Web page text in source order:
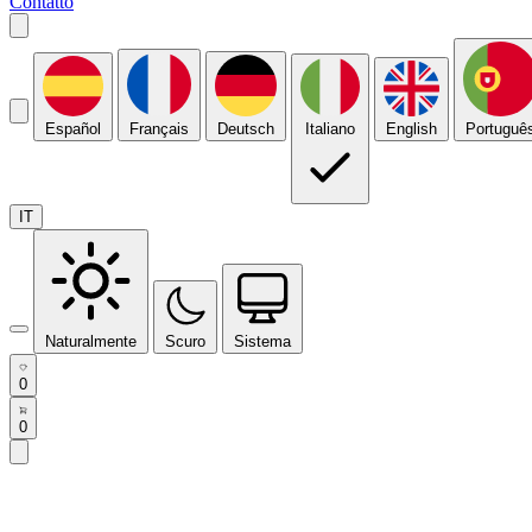
Español Français Deutsch Italiano English
IT
Naturalmente Scuro Sistema
0
0